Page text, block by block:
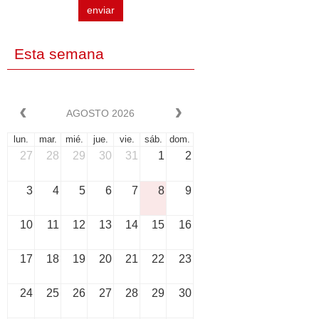
enviar
Esta semana
AGOSTO 2026
lun. mar. mié. jue. vie. sáb. dom.
27 28 29 30 31 1 2
3 4 5 6 7 8 9
10 11 12 13 14 15 16
17 18 19 20 21 22 23
24 25 26 27 28 29 30